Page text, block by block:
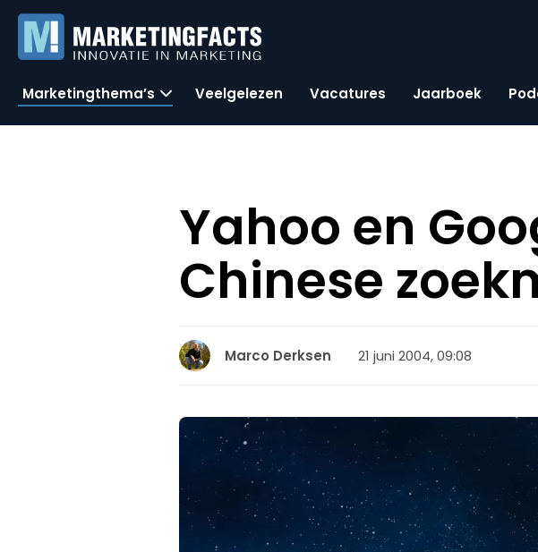
Marketingthema’s Veelgelezen Vacatures Jaarboek
Yahoo en
Chinese
Marco Derksen 21 juni 2004, 09:08